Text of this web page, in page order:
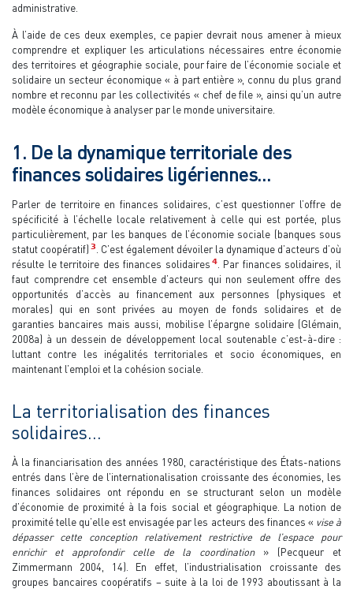
administrative.
À l’aide de ces deux exemples, ce papier devrait nous amener à mieux
comprendre et expliquer les articulations nécessaires entre économie
des territoires et géographie sociale, pour faire de l’économie sociale et
solidaire un secteur économique « à part entière », connu du plus grand
nombre et reconnu par les collectivités « chef de file », ainsi qu’un autre
modèle économique à analyser par le monde universitaire.
1. De la dynamique territoriale des
finances solidaires ligériennes…
Parler de territoire en finances solidaires, c’est questionner l’offre de
spécificité à l’échelle locale relativement à celle qui est portée, plus
particulièrement, par les banques de l’économie sociale (banques sous
statut coopératif) 3
. C’est également dévoiler la dynamique d’acteurs d’où
résulte le territoire des finances solidaires 4. Par finances solidaires, il
faut comprendre cet ensemble d’acteurs qui non seulement offre des
opportunités d’accès au financement aux personnes (physiques et
morales) qui en sont privées au moyen de fonds solidaires et de
garanties bancaires mais aussi, mobilise l’épargne solidaire (Glémain,
2008a) à un dessein de développement local soutenable c’est-à-dire :
luttant contre les inégalités territoriales et socio économiques, en
maintenant l’emploi et la cohésion sociale.
La territorialisation des finances
solidaires…
À la financiarisation des années 1980, caractéristique des États-nations
entrés dans l’ère de l’internationalisation croissante des économies, les
finances solidaires ont répondu en se structurant selon un modèle
d’économie de proximité à la fois social et géographique. La notion de
proximité telle qu’elle est envisagée par les acteurs des finances « vise à
dépasser cette conception relativement restrictive de l’espace pour
enrichir et approfondir celle de la coordination» (Pecqueur et
Zimmermann 2004, 14). En effet, l’industrialisation croissante des
groupes bancaires coopératifs – suite à la loi de 1993 aboutissant à la